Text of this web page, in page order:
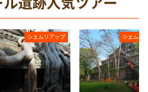
シェムリアップ シェムリ